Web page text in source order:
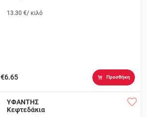
13.30 €/ κιλό
€6.65 Προσθήκη
ΥΦΑΝΤΗΣ
Κεφτεδάκια